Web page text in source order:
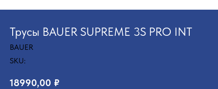
Трусы BAUER SUPREME 3S PRO INT
BAUER
SKU:
18990,00 ₽